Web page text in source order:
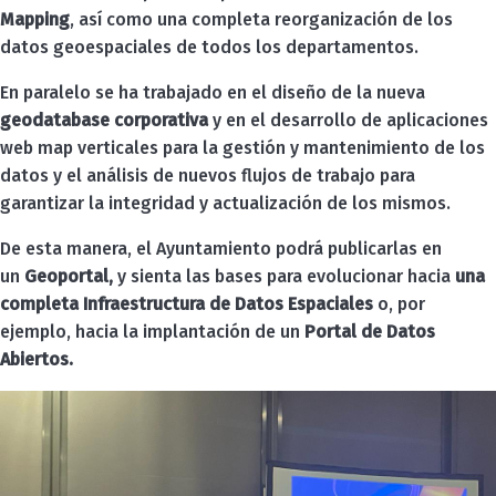
Mapping, así como una completa reorganización de los
datos geoespaciales de todos los departamentos.
En paralelo se ha trabajado en el diseño de la nueva
geodatabase corporativay en el desarrollo de aplicaciones
web map verticales para la gestión y mantenimiento de los
datos y el análisis de nuevos flujos de trabajo para
garantizar la integridad y actualización de los mismos.
De esta manera, el Ayuntamiento podrá publicarlas en
un Geoportal, y sienta las bases para evolucionar hacia una
completa Infraestructura de Datos Espaciales o, por
ejemplo, hacia la implantación de un Portal de Datos
Abiertos.